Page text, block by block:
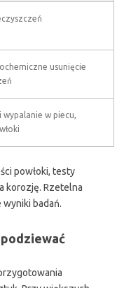
usunięcie
w piecu,
powłoki, testy
korozję. Rzetelna
badań.